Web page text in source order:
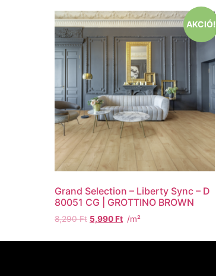
AKCIÓ!
Grand Selection – Liberty Sync – D
80051 CG | GROTTINO BROWN
8,290Ft 5,990Ft /m²